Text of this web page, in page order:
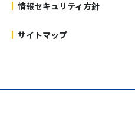
情報セキュリティ方針
サイトマップ